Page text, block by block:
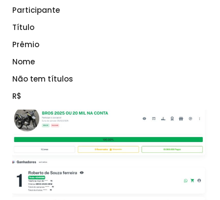
Participante
Título
Prêmio
Nome
Não tem títulos
R$